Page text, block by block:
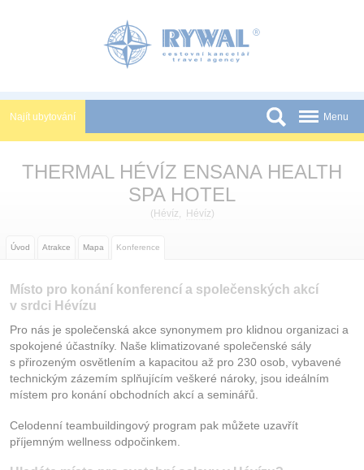
Najít ubytování
Slevy a Last Minute
Tištěné katalogy
Kontakt
Menu
THERMAL HÉVÍZ ENSANA HEALTH
SPA HOTEL
( Hévíz, Hévíz)
Úvod Atrakce Mapa Konference
Místo pro konání konferencí a společenských akcí
v srdci Hévízu
Pro nás je společenská akce synonymem pro klidnou organizaci a
spokojené účastníky. Naše klimatizované společenské sály
s přirozeným osvětlením a kapacitou až pro 230 osob, vybavené
technickým zázemím splňujícím veškeré nároky, jsou ideálním
místem pro konání obchodních akcí a seminářů.
Celodenní teambuildingový program pak můžete uzavřít
příjemným wellness odpočinkem.